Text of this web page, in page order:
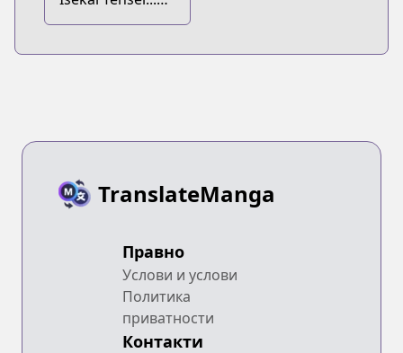
saretenee!
TranslateManga
Правно
Услови и услови
Политика
приватности
Контакти